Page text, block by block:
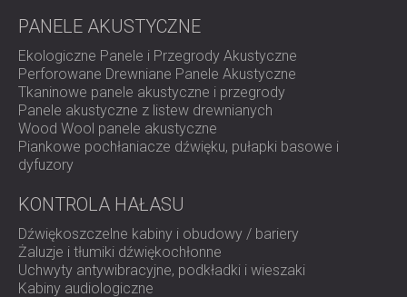
Wynik
Efekt był natychmiastowy! Dźwiękoszczelne zasłony
blokowały niechciane wycieki dźwięku, podczas gdy
pochłaniacz niskiej częstotliwości oczyszczał odpowiedź
akustyczną za zespołem. Hałas publiczności nie rozlewał
się już w stronę gospodarza, a sąsiedzi spoza studia nie
byli już niepokojeni.
Zespół Doli Media Studio, składający się z
potwierdził, że rozwiązanie spełniło wszystkie ich
oczekiwania, zarówno pod względem technicznym, jak i
wizualnym.
PANELE AKUSTYCZNE
Ekologiczne Panele i Przegrody Akustyczne
Perforowane Drewniane Panele Akustyczne
Tkaninowe panele akustyczne i przegrody
Panele akustyczne z listew drewnianych
Wood Wool panele akustyczne
Piankowe pochłaniacze dźwięku, pułapki basowe i
dyfuzory
KONTROLA HAŁASU
Dźwiękoszczelne kabiny i obudowy / bariery
Żaluzje i tłumiki dźwiękochłonne
Uchwyty antywibracyjne, podkładki i wieszaki
Kabiny audiologiczne